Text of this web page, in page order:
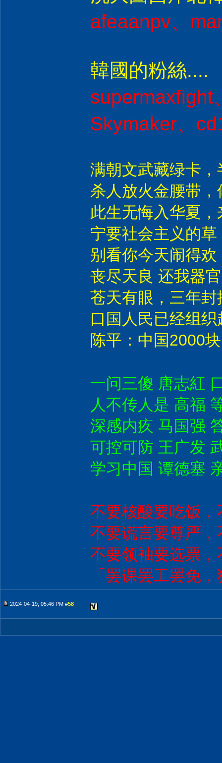
afeaanpv、
韓國的粉絲....
supermaxfight
Skymaker、
满朝文武藏绿卡
杀人放火金腰带
此生无悔入华夏
宁要社会主义的
别看你今天闹得
丧尽天良 还我器
苍天有眼，三年
口国人民已经组
陈平：中国2000
一问三傻 唐志紅
人不传人是 高福
深感内疚 马国强
可控可防 王广发
学习中国 谭德塞
不要核酸要吃饭
不要谎言要尊严
不要领袖要选票
「罢课罢工罢免
2024-04-19, 05:46 PM #58